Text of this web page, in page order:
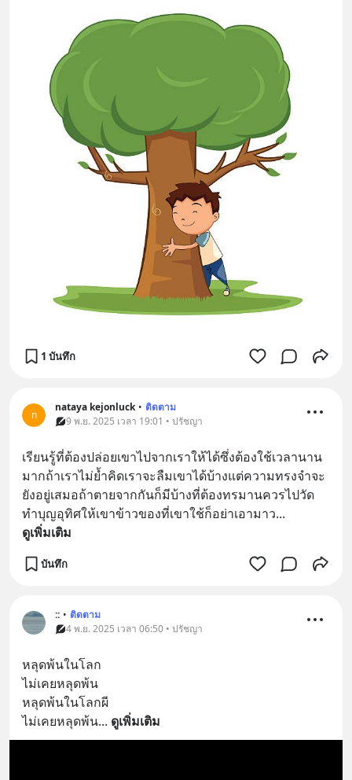
1 บันทึก
n
nataya​ kejonluck • ติดตาม
9 พ.ย. 2025 เวลา 19:01 • ปรัชญา
เรียนรู้ที่ต้องปล่อยเขาไปจากเราให้ได้ซึ่งต้องใช้เวลานาน
มากถ้าเราไม่ย้ำคิดเราจะลืมเขาได้บ้างแต่ความทรงจำจะ
ยังอยู่เสมอถ้าตายจากกันก็มีบ้างที่ต้องทรมานควรไปวัด
ทำบุญอุทิศให้เขาข้าวของที่เขาใช้ก็อย่าเอามาว...
ดูเพิ่มเติม
บันทึก
:: • ติดตาม
4 พ.ย. 2025 เวลา 06:50 • ปรัชญา
หลุดพ้นในโลก
ไม่เคยหลุดพ้น
หลุดพ้นในโลกผี
ไม่เคยหลุดพ้น... ดูเพิ่มเติม